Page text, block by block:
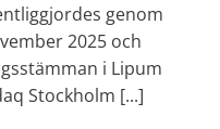
genom
2025 och
i Lipum
Stockholm [...]